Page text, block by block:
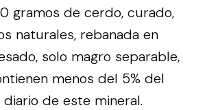
gramos de cerdo, curado,
naturales, rebanada en
solo magro separable,
menos del 5% del
de este mineral.